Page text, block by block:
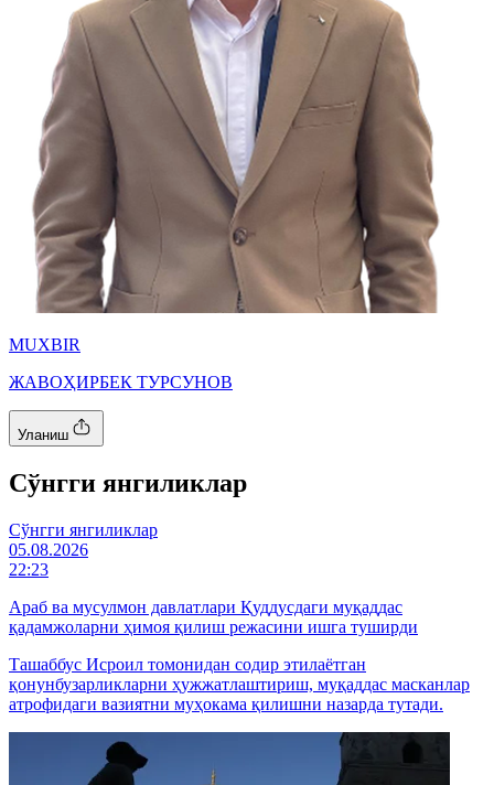
MUXBIR
ЖАВОҲИРБЕК ТУРСУНОВ
Уланиш
Cўнгги янгиликлар
Cўнгги янгиликлар
05.08.2026
22:23
Араб ва мусулмон давлатлари Қуддусдаги муқаддас
қадамжоларни ҳимоя қилиш режасини ишга туширди
Ташаббус Исроил томонидан содир этилаётган
қонунбузарликларни ҳужжатлаштириш, муқаддас масканлар
атрофидаги вазиятни муҳокама қилишни назарда тутади.